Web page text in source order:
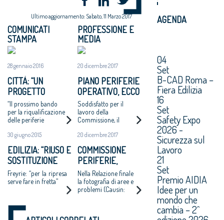
Ultimo aggiornamento: Sabato, 11 Marzo 2017
COMUNICATI
STAMPA
28 gennaio 2016
CITTÀ: “UN
PROGETTO
NAZIONALE PER
PENSARE E FARE
IN GRANDE”
“Il prossimo bando
per la riqualificazione
delle periferie
qualità”
30 giugno 2015
EDILIZIA: “RIUSO E
SOSTITUZIONE
EDILIZIA NELLE
PERIFERIE”
Freyrie: “per la ripresa
serve fare in fretta”
PROFESSIONE E
MEDIA
20 dicembre 2017
PIANO PERIFERIE
OPERATIVO, ECCO
TUTTI I PROGETTI
FINANZIATI
Soddisfatto per il
lavoro della
Commissione, il
Consiglio Nazionale
Giuseppe Cappochin:
“È indispensabile
tornare a investire
nelle città”
20 dicembre 2017
COMMISSIONE
PERIFERIE,
MINNITI:
«PROPOSTE DA
CONDIVIDERE:
Nella Relazione finale
la fotografia di aree e
problemi (Causin:
AGENDA
04
Set
B-CAD Roma –
Fiera Edilizia
16
Set
Safety Expo
2026 -
Sicurezza sul
Lavoro
21
Set
Premio AIDIA
Idee per un
mondo che
cambia – 2^